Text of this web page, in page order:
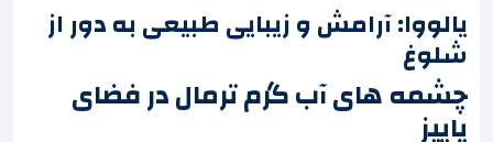
یالووا: آرامش و زیبایی طبیعی به دور از
شلوغ
چشمه های آب گرم ترمال در فضای
پاییز